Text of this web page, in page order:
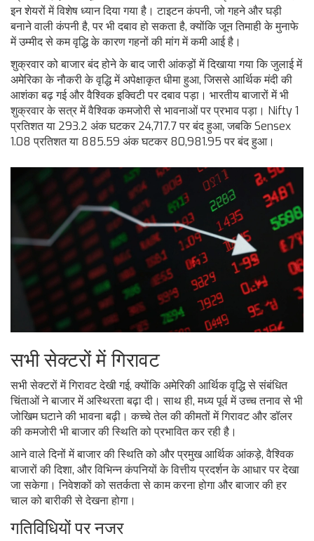
इन शेयरों में विशेष ध्यान दिया गया है। टाइटन कंपनी, जो गहने और घड़ी
बनाने वाली कंपनी है, पर भी दबाव हो सकता है, क्योंकि जून तिमाही के मुनाफे
में उम्मीद से कम वृद्धि के कारण गहनों की मांग में कमी आई है।
शुक्रवार को बाजार बंद होने के बाद जारी आंकड़ों में दिखाया गया कि जुलाई में
अमेरिका के नौकरी के वृद्धि में अपेक्षाकृत धीमा हुआ, जिससे आर्थिक मंदी की
आशंका बढ़ गई और वैश्विक इक्विटी पर दबाव पड़ा। भारतीय बाजारों में भी
शुक्रवार के सत्र में वैश्विक कमजोरी से भावनाओं पर प्रभाव पड़ा। Nifty 1
प्रतिशत या 293.2 अंक घटकर 24,717.7 पर बंद हुआ, जबकि Sensex
1.08 प्रतिशत या 885.59 अंक घटकर 80,981.95 पर बंद हुआ।
सभी सेक्टरों में गिरावट
सभी सेक्टरों में गिरावट देखी गई, क्योंकि अमेरिकी आर्थिक वृद्धि से संबंधित
चिंताओं ने बाजार में अस्थिरता बढ़ा दी। साथ ही, मध्य पूर्व में उच्च तनाव से भी
जोखिम घटाने की भावना बढ़ी। कच्चे तेल की कीमतों में गिरावट और डॉलर
की कमजोरी भी बाजार की स्थिति को प्रभावित कर रही है।
आने वाले दिनों में बाजार की स्थिति को और प्रमुख आर्थिक आंकड़े, वैश्विक
बाजारों की दिशा, और विभिन्न कंपनियों के वित्तीय प्रदर्शन के आधार पर देखा
जा सकेगा। निवेशकों को सतर्कता से काम करना होगा और बाजार की हर
चाल को बारीकी से देखना होगा।
गतिविधियों पर नजर